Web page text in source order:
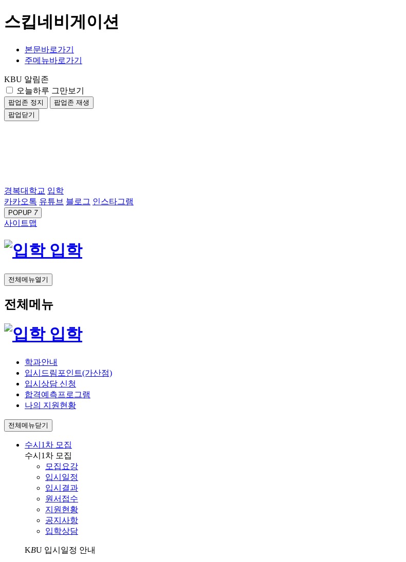
스킵네비게이션
본문바로가기
주메뉴바로가기
KBU 알림존
오늘하루 그만보기
팝업존 정지
팝업존 재생
팝업닫기
경복대학교 입학
카카오톡 유튜브 블로그 인스타그램
POPUP 7
사이트맵
입학
전체메뉴열기
전체메뉴
입학
학과안내
입시드림포인트(가산점)
입시상담 신청
합격예측프로그램
나의 지원현황
전체메뉴닫기
수시1차 모집
수시1차 모집
모집요강
입시일정
입시결과
원서접수
지원현황
공지사항
입학상담
KBU 입시일정 안내